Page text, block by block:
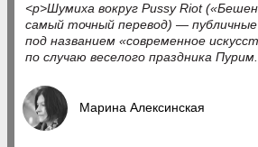
<p>Шумиха вокруг Pussy Riot
самый точный перевод) —
под названием «современное
по случаю веселого праздника
Марина Алексинская